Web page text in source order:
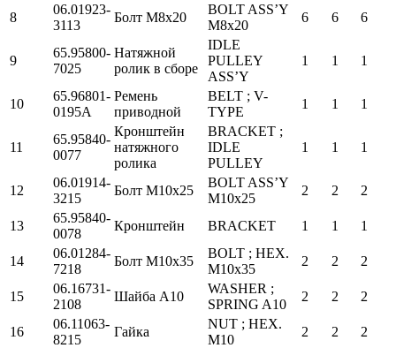
8
06.01923-
3113
Болт М8х20
BOLT ASS’Y
M8x20
6 6 6
9
65.95800-
7025
Натяжной
ролик в сборе
IDLE
PULLEY
ASS’Y
1 1 1
10
65.96801-
0195А
Ремень
приводной
BELT ; V-
TYPE
1 1 1
11
65.95840-
0077
Кронштейн
натяжного
ролика
BRACKET ;
IDLE
PULLEY
1 1 1
12
06.01914-
3215
Болт М10х25
BOLT ASS’Y
M10x25
2 2 2
13
65.95840-
0078
Кронштейн BRACKET 1 1 1
14
06.01284-
7218
Болт М10х35
BOLT ; HEX.
M10x35
2 2 2
15
06.16731-
2108
Шайба А10
WASHER ;
SPRING A10
2 2 2
16
06.11063-
8215
Гайка
NUT ; HEX.
M10
2 2 2